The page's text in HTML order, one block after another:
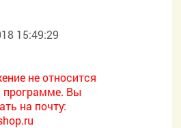
15:49:29
не относится
программе. Вы
на почту: